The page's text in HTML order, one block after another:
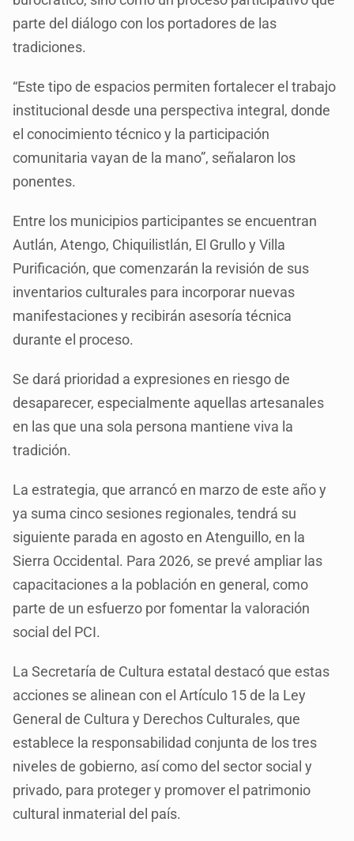
parte del diálogo con los portadores de las
tradiciones.
“Este tipo de espacios permiten fortalecer el trabajo
institucional desde una perspectiva integral, donde
el conocimiento técnico y la participación
comunitaria vayan de la mano”, señalaron los
ponentes.
Entre los municipios participantes se encuentran
Autlán, Atengo, Chiquilistlán, El Grullo y Villa
Purificación, que comenzarán la revisión de sus
inventarios culturales para incorporar nuevas
manifestaciones y recibirán asesoría técnica
durante el proceso.
Se dará prioridad a expresiones en riesgo de
desaparecer, especialmente aquellas artesanales
en las que una sola persona mantiene viva la
tradición.
La estrategia, que arrancó en marzo de este año y
ya suma cinco sesiones regionales, tendrá su
siguiente parada en agosto en Atenguillo, en la
Sierra Occidental. Para 2026, se prevé ampliar las
capacitaciones a la población en general, como
parte de un esfuerzo por fomentar la valoración
social del PCI.
La Secretaría de Cultura estatal destacó que estas
acciones se alinean con el Artículo 15 de la Ley
General de Cultura y Derechos Culturales, que
establece la responsabilidad conjunta de los tres
niveles de gobierno, así como del sector social y
privado, para proteger y promover el patrimonio
cultural inmaterial del país.